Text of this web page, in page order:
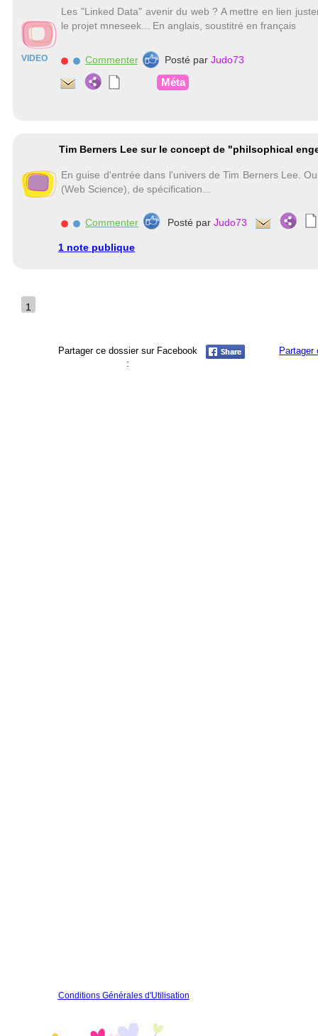
VIDEO
Les "Linked Data" avenir du web ? A mettre en lien
le projet mneseek... En anglais, soustitré en français
Commenter Posté par Judo73
Méta
Tim Berners Lee sur le concept de "philsophical
En guise d'entrée dans l'univers de Tim Berners Lee.
(Web Science), de spécification...
Commenter Posté par Judo73
1 note publique
1
Partager ce dossier sur Facebook
:
Partager
Conditions Générales d'Utilisation